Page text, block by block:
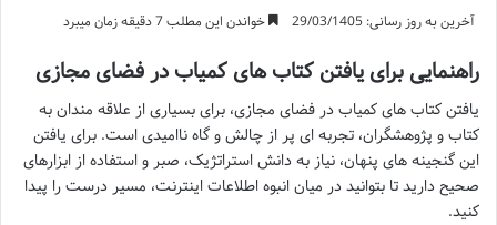
آخرین به روز رسانی: 29/03/1405 خواندن این مطلب 7 دقیقه زمان میبرد
راهنمایی برای یافتن کتاب های کمیاب در فضای مجازی
یافتن کتاب های کمیاب در فضای مجازی، برای بسیاری از علاقه مندان به
کتاب و پژوهشگران، تجربه ای پر از چالش و گاه ناامیدی است. برای یافتن
این گنجینه های پنهان، نیاز به دانش استراتژیک، صبر و استفاده از ابزارهای
صحیح دارید تا بتوانید در میان انبوه اطلاعات اینترنت، مسیر درست را پیدا
کنید.